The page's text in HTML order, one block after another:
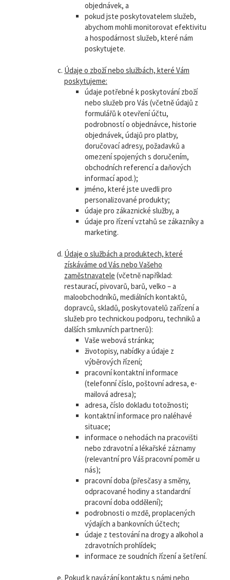
objednávek, a
pokud jste poskytovatelem služeb,
abychom mohli monitorovat efektivitu
a hospodárnost služeb, které nám
poskytujete.
Údaje o zboží nebo službách, které Vám
poskytujeme:
údaje potřebné k poskytování zboží
nebo služeb pro Vás (včetně údajů z
formulářů k otevření účtu,
podrobností o objednávce, historie
objednávek, údajů pro platby,
doručovací adresy, požadavků a
omezení spojených s doručením,
obchodních referencí a daňových
informací apod.);
jméno, které jste uvedli pro
personalizované produkty;
údaje pro zákaznické služby, a
údaje pro řízení vztahů se zákazníky a
marketing.
Údaje o službách a produktech, které
získáváme od Vás nebo Vašeho
zaměstnavatele (včetně například:
restaurací, pivovarů, barů, velko – a
maloobchodníků, mediálních kontaktů,
dopravců, skladů, poskytovatelů zařízení a
služeb pro technickou podporu, techniků a
dalších smluvních partnerů):
Vaše webová stránka;
životopisy, nabídky a údaje z
výběrových řízení;
pracovní kontaktní informace
(telefonní číslo, poštovní adresa, e-
mailová adresa);
adresa, číslo dokladu totožnosti;
kontaktní informace pro naléhavé
situace;
informace o nehodách na pracovišti
nebo zdravotní a lékařské záznamy
(relevantní pro Váš pracovní poměr u
nás);
pracovní doba (přesčasy a směny,
odpracované hodiny a standardní
pracovní doba oddělení);
podrobnosti o mzdě, proplacených
výdajích a bankovních účtech;
údaje z testování na drogy a alkohol a
zdravotních prohlídek;
informace ze soudních řízení a šetření.
Pokud k navázání kontaktu s námi nebo